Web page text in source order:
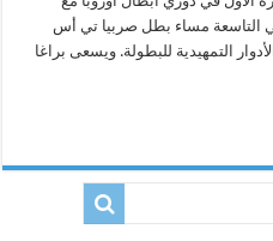
التاسعة مساء بطل صربيا تي أس
التمهيدية للبطولة. ويسعى براغا